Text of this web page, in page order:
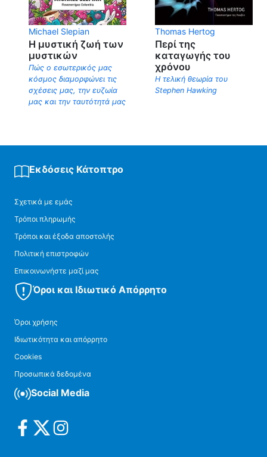
Michael Slepian
Η μυστική ζωή των
μυστικών
Πώς ο εσωτερικός μας
κόσμος διαμορφώνει τις
σχέσεις μας, την ευζωία
μας και την ταυτότητά μας
Thomas Hertog
Περί της
καταγωγής του
χρόνου
Η τελική θεωρία του
Stephen Hawking
Εκδόσεις Κάτοπτρο
Σχετικά με εμάς
Τρόποι πληρωμής
Τρόποι και έξοδα αποστολής
Πολιτική επιστροφών
Επικοινωνήστε μαζί μας
Όροι και Ιδιωτικό Απόρρητο
Όροι χρήσης
Ιδιωτικότητα και απόρρητο
Cookies
Προσωπικά δεδομένα
Social Media